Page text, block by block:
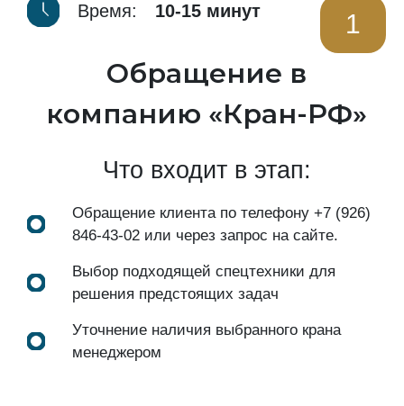
Время: 10-15 минут 1
Обращение в
компанию «Кран-РФ»
Что входит в этап:
Обращение клиента по телефону +7 (926)
846-43-02 или через запрос на сайте.
Выбор подходящей спецтехники для
решения предстоящих задач
Уточнение наличия выбранного крана
менеджером